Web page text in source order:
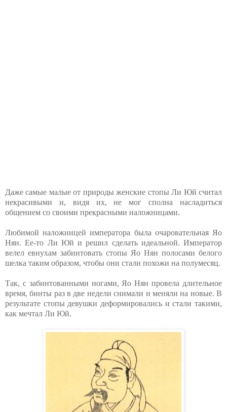
Даже самые малые от природы женские стопы Ли Юй считал
некрасивыми и, видя их, не мог сполна насладиться
общением со своими прекрасными наложницами.
Любимой наложницей императора была очаровательная Яо
Нян. Ее-то Ли Юй и решил сделать идеальной. Император
велел евнухам забинтовать стопы Яо Нян полосами белого
шелка таким образом, чтобы они стали похожи на полумесяц.
Так, с забинтованными ногами, Яо Нян провела длительное
время, бинты раз в две недели снимали и меняли на новые. В
результате стопы девушки деформировались и стали такими,
как мечтал Ли Юй.